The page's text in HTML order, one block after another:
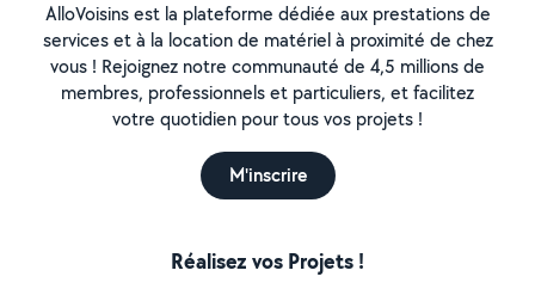
AlloVoisins est la plateforme dédiée aux prestations de
services et à la location de matériel à proximité de chez
vous ! Rejoignez notre communauté de 4,5 millions de
membres, professionnels et particuliers, et facilitez
votre quotidien pour tous vos projets !
M'inscrire
Réalisez vos Projets !